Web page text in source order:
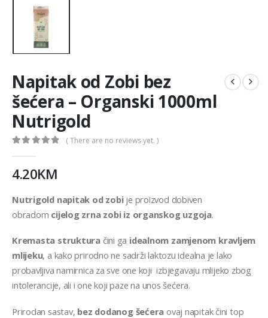
Napitak od Zobi bez
šećera – Organski 1000ml
Nutrigold
( There are no reviews yet. )
4.20KM
Nutrigold napitak od zobi je proizvod dobiven
obradom cijelog zrna zobi iz organskog uzgoja.
Kremasta struktura čini ga idealnom zamjenom kravljem
mlijeku, a kako prirodno ne sadrži laktozu idealna je lako
probavljiva namirnica za sve one koji izbjegavaju mlijeko zbog
intolerancije, ali i one koji paze na unos šećera.
Prirodan sastav, bez dodanog šećera ovaj napitak čini top